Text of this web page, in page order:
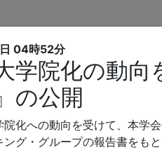
04時52分
学院化の動
の公開
院化への動向を受けて、本学
ング・グループの報告書をも